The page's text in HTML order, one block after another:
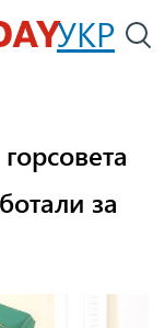
УКР
за